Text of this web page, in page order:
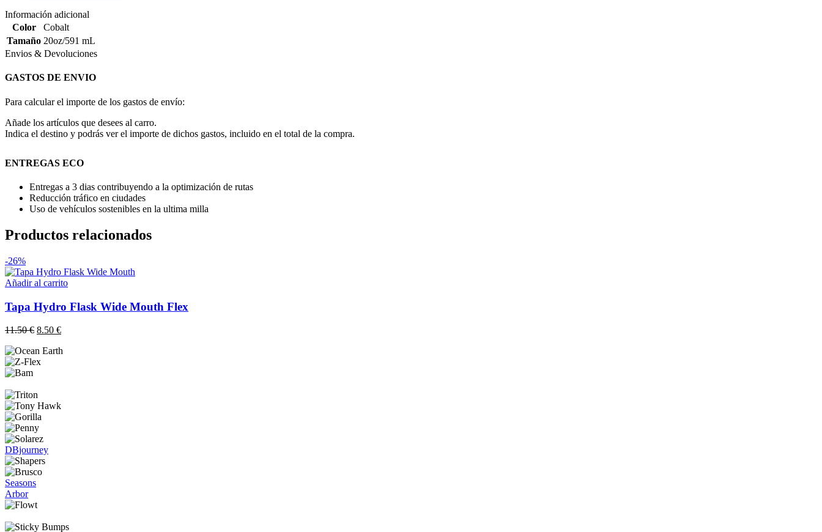
Información adicional
Color
Cobalt
Tamaño 20oz/591 mL
Envios & Devoluciones
GASTOS DE ENVIO
Para calcular el importe de los gastos de envío:
Añade los artículos que desees al carro.
Indica el destino y podrás ver el importe de dichos gastos, incluido en el total de la compra.
ENTREGAS ECO
Entregas a 3 dias contribuyendo a la optimización de rutas
Reducción tráfico en ciudades
Uso de vehículos sostenibles en la ultima milla
Productos relacionados
-26%
Añadir al carrito
Tapa Hydro Flask Wide Mouth Flex
11.50€ El
original
era:
8.50 €El
actual
DBjourney
Seasons
Arbor